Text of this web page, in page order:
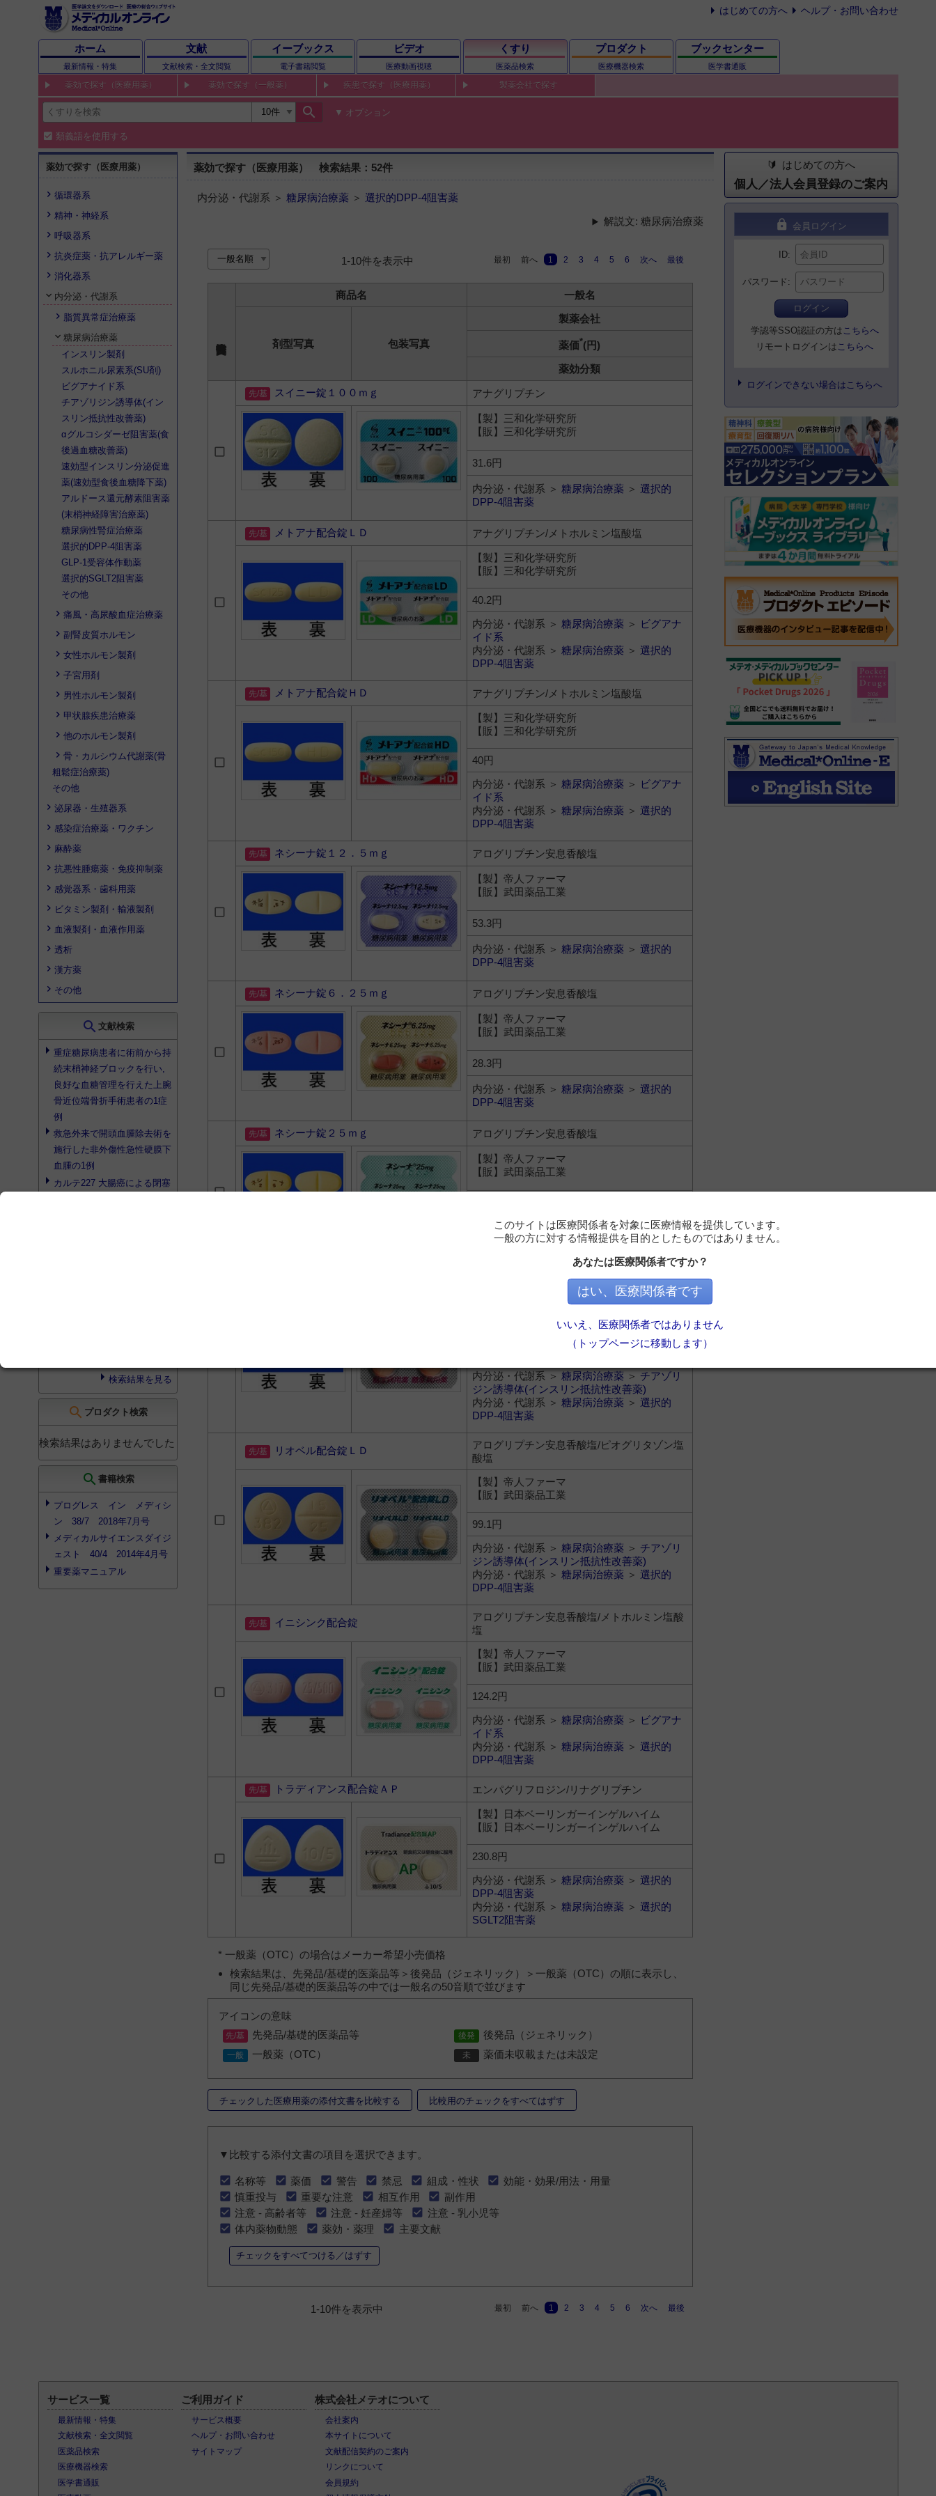
はじめての方へ ヘルプ・お問い合わせ
ホーム
最新情報・特集
文献
文献検索・全文閲覧
イーブックス
電子書籍閲覧
ビデオ
医療動画視聴
くすり
医薬品検索
プロダクト
医療機器検索
ブックセンター
医学書通販
薬効で探す（医療用薬） 薬効で探す（一般薬） 疾患で探す（医療用薬） 製薬会社で探す
search オプション
類義語を使用する
薬効で探す（医療用薬）
循環器系
精神・神経系
呼吸器系
抗炎症薬・抗アレルギー薬
消化器系
内分泌・代謝系
脂質異常症治療薬
糖尿病治療薬
インスリン製剤
スルホニル尿素系(SU剤)
ビグアナイド系
チアゾリジン誘導体(イン
スリン抵抗性改善薬)
αグルコシダーゼ阻害薬(食
後過血糖改善薬)
速効型インスリン分泌促進
薬(速効型食後血糖降下薬)
アルドース還元酵素阻害薬
(末梢神経障害治療薬)
糖尿病性腎症治療薬
選択的DPP-4阻害薬
GLP-1受容体作動薬
選択的SGLT2阻害薬
その他
痛風・高尿酸血症治療薬
副腎皮質ホルモン
女性ホルモン製剤
子宮用剤
男性ホルモン製剤
甲状腺疾患治療薬
他のホルモン製剤
骨・カルシウム代謝薬(骨
粗鬆症治療薬)
その他
泌尿器・生殖器系
感染症治療薬・ワクチン
麻酔薬
抗悪性腫瘍薬・免疫抑制薬
感覚器系・歯科用薬
ビタミン製剤・輸液製剤
血液製剤・血液作用薬
透析
漢方薬
その他
search 文献検索
重症糖尿病患者に術前から持
続末梢神経ブロックを行い,
良好な血糖管理を行えた上腕
骨近位端骨折手術患者の1症
例
救急外来で開頭血腫除去術を
施行した非外傷性急性硬膜下
血腫の1例
カルテ227 大腸癌による閉塞
検索結果を見る
search プロダクト検索
検索結果はありませんでした
search 書籍検索
プログレス イン メディシ
ン 38/7 2018年7月号
メディカルサイエンスダイジ
ェスト 40/4 2014年4月号
重要薬マニュアル
薬効で探す（医療用薬） 検索結果：52件
内分泌・代謝系 ＞ 糖尿病治療薬 ＞ 選択的DPP-4阻害薬
解説文: 糖尿病治療薬
1-10件を表示中 最初 前へ 1 2 3 4 5 6 次へ 最後
商品名 一般名
剤型写真 包装写真
製薬会社
薬価*(円)
薬効分類
スイニー錠１００ｍｇ
アナグリプチン
【製】三和化学研究所
【販】三和化学研究所
31.6円
内分泌・代謝系 ＞ 糖尿病治療薬 ＞ 選択的
DPP-4阻害薬
メトアナ配合錠ＬＤ アナグリプチン/メトホルミン塩酸塩
【製】三和化学研究所
【販】三和化学研究所
40.2円
内分泌・代謝系 ＞ 糖尿病治療薬 ＞
ビグアナ
イド系
内分泌・代謝系 ＞ 糖尿病治療薬 ＞ 選択的
DPP-4阻害薬
メトアナ配合錠ＨＤ アナグリプチン/メトホルミン塩酸塩
【製】三和化学研究所
【販】三和化学研究所
40円
内分泌・代謝系 ＞ 糖尿病治療薬 ＞
ビグアナ
イド系
内分泌・代謝系 ＞ 糖尿病治療薬 ＞ 選択的
DPP-4阻害薬
ネシーナ錠１２．５ｍｇ アログリプチン安息香酸塩
【製】帝人ファーマ
【販】武田薬品工業
53.3円
内分泌・代謝系 ＞ 糖尿病治療薬 ＞ 選択的
DPP-4阻害薬
ネシーナ錠６．２５ｍｇ アログリプチン安息香酸塩
【製】帝人ファーマ
【販】武田薬品工業
28.3円
内分泌・代謝系 ＞ 糖尿病治療薬 ＞ 選択的
DPP-4阻害薬
ネシーナ錠２５ｍｇ アログリプチン安息香酸塩
【製】帝人ファーマ
【販】武田薬品工業
内分泌・代謝系 ＞糖尿病治療薬＞選択的
DPP-4阻害薬
【販】武田薬品工業
内分泌・代謝系 ＞ 糖尿病治療薬 ＞ チアゾリ
ジン誘導体(インスリン抵抗性改善薬)
内分泌・代謝系 ＞ 糖尿病治療薬 ＞ 選択的
DPP-4阻害薬
リオベル配合錠ＬＤ
アログリプチン安息香酸塩/ピオグリタゾン塩
酸塩
【製】帝人ファーマ
【販】武田薬品工業
99.1円
内分泌・代謝系 ＞ 糖尿病治療薬 ＞ チアゾリ
ジン誘導体(インスリン抵抗性改善薬)
内分泌・代謝系 ＞ 糖尿病治療薬 ＞ 選択的
DPP-4阻害薬
イニシンク配合錠
アログリプチン安息香酸塩/メトホルミン塩酸
塩
【製】帝人ファーマ
【販】武田薬品工業
124.2円
内分泌・代謝系 ＞ 糖尿病治療薬 ＞
ビグアナ
イド系
内分泌・代謝系 ＞ 糖尿病治療薬 ＞ 選択的
DPP-4阻害薬
トラディアンス配合錠ＡＰ エンパグリフロジン/リナグリプチン
【製】日本ベーリンガーインゲルハイム
【販】日本ベーリンガーインゲルハイム
230.8円
内分泌・代謝系 ＞ 糖尿病治療薬 ＞ 選択的
DPP-4阻害薬
内分泌・代謝系 ＞ 糖尿病治療薬 ＞ 選択的
SGLT2阻害薬
* 一般薬（OTC）の場合はメーカー希望小売価格
検索結果は、先発品/基礎的医薬品等＞後発品（ジェネリック）＞一般薬（OTC）の順に表示し、
同じ先発品/基礎的医薬品等の中では一般名の50音順で並びます
アイコンの意味
先発品/基礎的医薬品等
後発品（ジェネリック）
一般薬（OTC）
薬価未収載または未設定
チェックした医療用薬の添付文書を比較する 比較用のチェックをすべてはずす
▼比較する添付文書の項目を選択できます。
名称等 薬価 警告 禁忌 組成・性状
効能・効果/用法・用量
慎重投与
重要な注意 相互作用
副作用
注意 - 高齢者等
注意 - 妊産婦等
注意 - 乳小児等
体内薬物動態
薬効・薬理 主要文献
チェックをすべてつける／はずす
1-10件を表示中 最初 前へ 1 2 3 4 5 6 次へ 最後
はじめての方へ
個人／法人会員登録のご案内
lock 会員ログイン
ID
パスワード
ログイン
学認等SSO認証の方は こちらへ
リモートログインは こちらへ
ログインできない場合はこちらへ
サービス一覧
最新情報・特集
文献検索・全文閲覧
医薬品検索
医療機器検索
医学書通販
ご利用ガイド
サービス概要
ヘルプ・お問い合わせ
サイトマップ
株式会社メテオについて
会社案内
本サイトについて
文献配信契約のご案内
リンクについて
会員規約
このサイトは医療関係者を対象に医療情報を提供しています。
一般の方に対する情報提供を目的としたものではありません。
あなたは医療関係者ですか？
はい、医療関係者です
いいえ、医療関係者ではありません
（トップページに移動します）